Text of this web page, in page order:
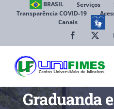
BRASIL Serviços
Transparência COVID-19
Canais
Facebook
Graduanda